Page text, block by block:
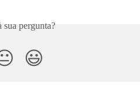
sua pergunta?
😃